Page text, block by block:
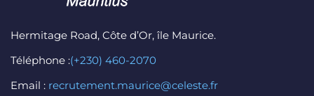
Hermitage Road, Côte d’Or, île Maurice.
Téléphone :(+230) 460-2070
Email : recrutement.maurice@celeste.fr